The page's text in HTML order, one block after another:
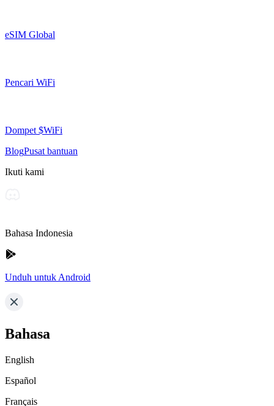
eSIM Global
Pencari WiFi
Dompet $WiFi
BlogPusat bantuan
Ikuti kami
Bahasa Indonesia
Unduh untuk Android
Bahasa
English
Español
Français